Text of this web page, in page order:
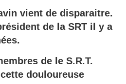
vient de disparaitre.
de la SRT il y a
de le S.R.T.
douloureuse